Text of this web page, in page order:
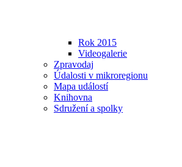
Rok 2015
Videogalerie
Zpravodaj
Údalosti v mikroregionu
Mapa událostí
Knihovna
Sdružení a spolky